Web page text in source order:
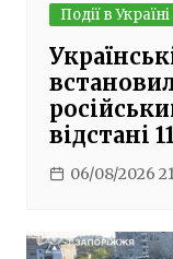
Події в Україні
відстані
06/08/2026